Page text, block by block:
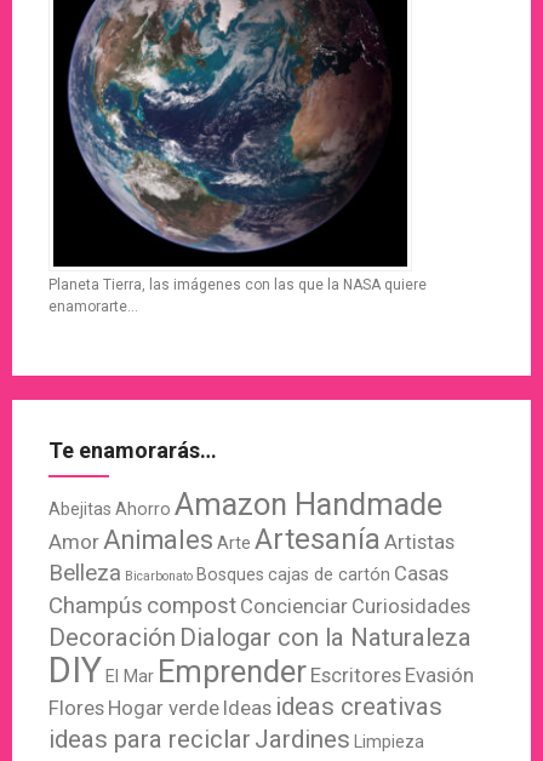
Planeta Tierra, las imágenes con las que la NASA quiere
enamorarte…
Te enamorarás…
Abejitas Ahorro Amazon Handmade
Amor Animales Arte Artesanía Artistas
Belleza Bicarbonato Bosques cajas de cartón Casas
Champús compost Concienciar Curiosidades
Decoración Dialogar con la Naturaleza
DIYEl Mar Emprender Escritores Evasión
Flores Hogar verde Ideas ideas creativas
ideas para reciclar Jardines Limpieza